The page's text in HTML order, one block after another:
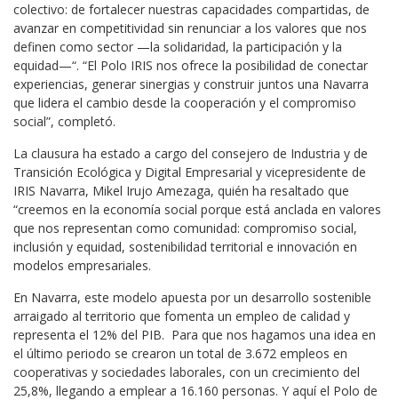
colectivo: de fortalecer nuestras capacidades compartidas, de
avanzar en competitividad sin renunciar a los valores que nos
definen como sector —la solidaridad, la participación y la
equidad—“. “El Polo IRIS nos ofrece la posibilidad de conectar
experiencias, generar sinergias y construir juntos una Navarra
que lidera el cambio desde la cooperación y el compromiso
social”, completó.
La clausura ha estado a cargo del consejero de Industria y de
Transición Ecológica y Digital Empresarial y vicepresidente de
IRIS Navarra, Mikel Irujo Amezaga, quién ha resaltado que
“creemos en la economía social porque está anclada en valores
que nos representan como comunidad: compromiso social,
inclusión y equidad, sostenibilidad territorial e innovación en
modelos empresariales.
En Navarra, este modelo apuesta por un desarrollo sostenible
arraigado al territorio que fomenta un empleo de calidad y
representa el 12% del PIB. Para que nos hagamos una idea en
el último periodo se crearon un total de 3.672 empleos en
cooperativas y sociedades laborales, con un crecimiento del
25,8%, llegando a emplear a 16.160 personas. Y aquí el Polo de